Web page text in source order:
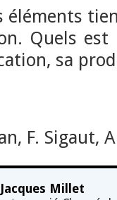
éléments
Quels
sa
F.
Millet